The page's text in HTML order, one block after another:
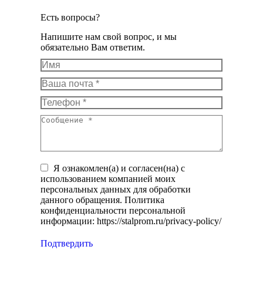
Есть вопросы?
Напишите нам свой вопрос, и мы
обязательно Вам ответим.
Имя
Ваша почта *
Телефон *
Сообщение *
Я ознакомлен(а) и согласен(на) с
использованием компанией моих
персональных данных для обработки
данного обращения. Политика
конфиденциальности персональной
информации: https://stalprom.ru/privacy-policy/
Подтвердить